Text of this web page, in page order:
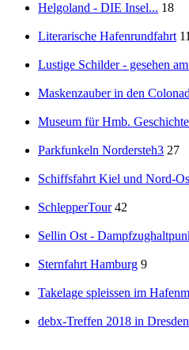
Helgoland - DIE Insel... 18
Literarische Hafenrundfahrt
Lustige Schilder - gesehen
Maskenzauber in den
Museum für Hmb.
Parkfunkeln Nordersteh3 27
Schiffsfahrt Kiel und Nord-
SchlepperTour 42
Sellin Ost -
Sternfahrt Hamburg 9
Takelage spleissen im
debx-Treffen 2018 in